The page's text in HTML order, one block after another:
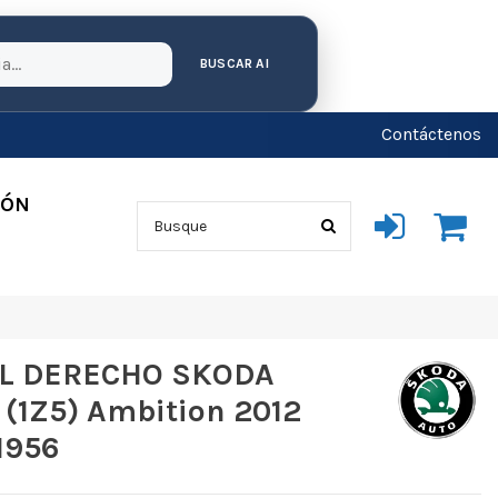
BUSCAR AI
Contáctenos
DERECHO SKODA
(1Z5) Ambition 2012